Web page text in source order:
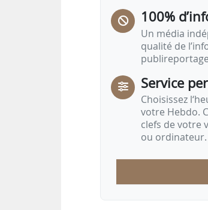
100%
Un média
qualité de
Service
Choisissez
votre Hebdo.
clefs de votre
ou ordinateur.